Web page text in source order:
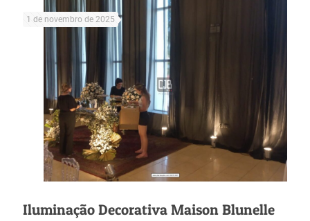
1 de novembro de 2025
Iluminação Decorativa Maison Blunelle